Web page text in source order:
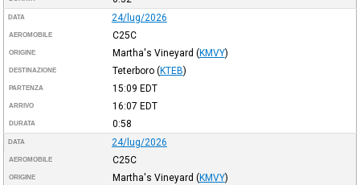
DATA 24/lug/2026
AEROMOBILE C25C
ORIGINE Martha's Vineyard (KMVY)
DESTINAZIONE Teterboro (KTEB)
PARTENZA 15:09 EDT
ARRIVO 16:07 EDT
DURATA 0:58
DATA 24/lug/2026
AEROMOBILE C25C
ORIGINE Martha's Vineyard (KMVY)